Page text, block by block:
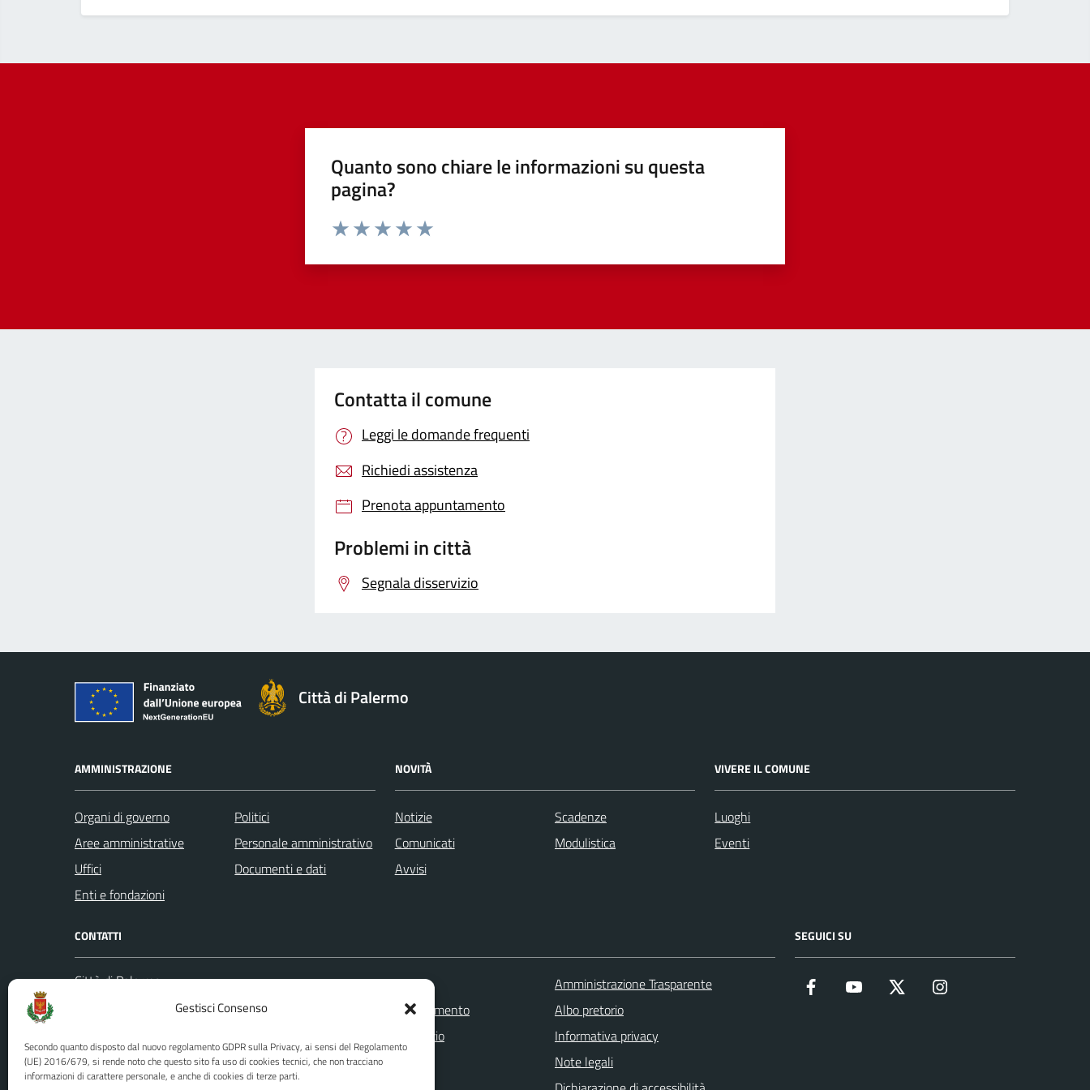
Gestisci Consenso
Secondo quanto disposto dal nuovo regolamento GDPR sulla Privacy, ai sensi del Regolamento
(UE) 2016/679, si rende noto che questo sito fa uso di cookies tecnici, che non tracciano
informazioni di carattere personale, e anche di cookies di terze parti.
Quanto sono chiare le informazioni su questa
pagina?
Contatta il comune
Leggi le domande frequenti
Richiedi assistenza
Prenota appuntamento
Problemi in città
Segnala disservizio
Città di Palermo
AMMINISTRAZIONE
Organi di governo
Aree amministrative
Uffici
Enti e fondazioni
Politici
Personale amministrativo
Documenti e dati
NOVITÀ
Notizie
Comunicati
Avvisi
Scadenze
Modulistica
VIVERE IL COMUNE
Luoghi
Eventi
CONTATTI
Città di Palermo
Codice fiscale / P. IVA:80016350821
U.O. Ufficio Relazioni con il Pubblico
(URP)
Leggi le FAQ
Prenotazione appuntamento
Segnalazione disservizio
Richiesta assistenza
Amministrazione Trasparente
Albo pretorio
Informativa privacy
Note legali
SEGUICI SU
Facebook YouTube Twitter